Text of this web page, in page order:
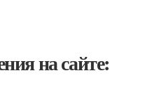
на сайте: